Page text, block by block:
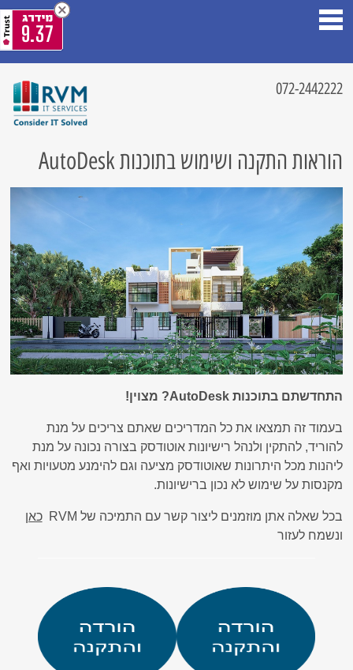
072-2442222
הוראות התקנה ושימוש בתוכנות AutoDesk
התחדשתם בתוכנות AutoDesk? מצוין!
בעמוד זה תמצאו את כל המדריכים שאתם צריכים על מנת
להוריד, להתקין ולנהל רישיונות אוטודסק בצורה נכונה על מנת
ליהנות מכל היתרונות שאוטודסק מציעה וגם להימנע מטעויות ואף
מקנסות על שימוש לא נכון ברישיונות.
בכל שאלה אתן מוזמנים ליצור קשר עם התמיכה של RVM
כאן
ונשמח לעזור
9.37